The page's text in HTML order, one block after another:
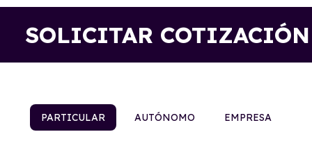
SOLICITAR COTIZACIÓN
PARTICULAR AUTÓNOMO EMPRESA